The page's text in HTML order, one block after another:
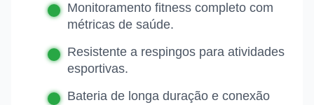
Monitoramento fitness completo com
métricas de saúde.
Resistente a respingos para atividades
esportivas.
Bateria de longa duração e conexão